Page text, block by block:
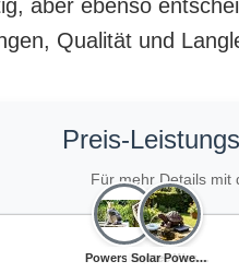
aber ebenso
Qualität und
Preis-
Für mehr Details mit
Powershop11 Was... Esotec Wassersp...
Solar Powered G...